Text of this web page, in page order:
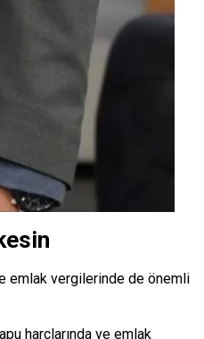
emlak vergilerinde de önemli
harçlarında ve emlak